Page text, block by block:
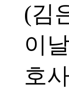
(김
이
호